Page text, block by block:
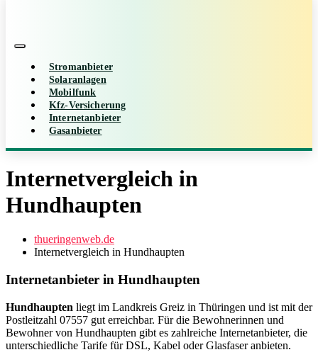
Stromanbieter
Solaranlagen
Mobilfunk
Kfz-Versicherung
Internetanbieter
Gasanbieter
Internetvergleich in
Hundhaupten
thueringenweb.de
Internetvergleich in Hundhaupten
Internetanbieter in Hundhaupten
Hundhaupten liegt im Landkreis Greiz in Thüringen und ist mit der
Postleitzahl 07557 gut erreichbar. Für die Bewohnerinnen und
Bewohner von Hundhaupten gibt es zahlreiche Internetanbieter, die
unterschiedliche Tarife für DSL, Kabel oder Glasfaser anbieten.